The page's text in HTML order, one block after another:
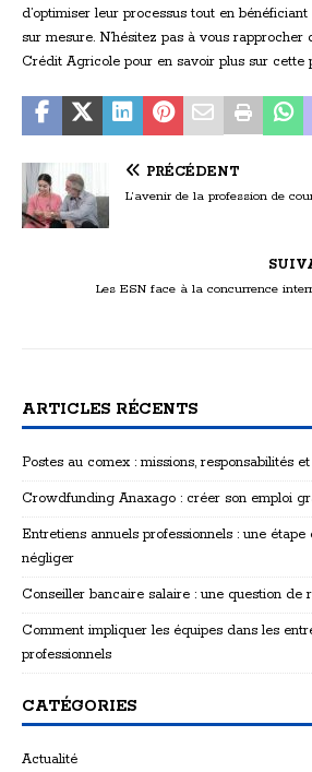
d’optimiser leur processus tout en
sur mesure. N’hésitez pas à vous
Crédit Agricole pour en savoir plus sur cette
PRÉCÉDENT
L’avenir de la profession de
Les ESN face à la concurrence
ARTICLES RÉCENTS
Postes au comex : missions, responsabilités
Crowdfunding Anaxago : créer son emploi
Entretiens annuels professionnels : une étape
négliger
Conseiller bancaire salaire : une question de
Comment impliquer les équipes dans les
professionnels
CATÉGORIES
Actualité